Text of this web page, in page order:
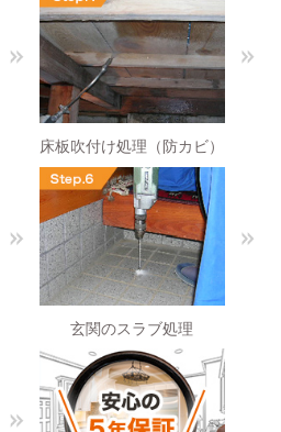
床板吹付け処理（防カビ）
玄関のスラブ処理